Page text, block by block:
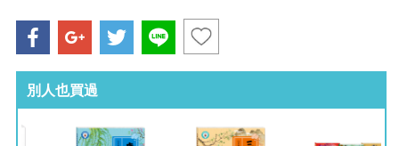
別人也買過